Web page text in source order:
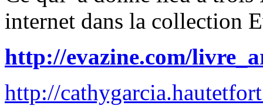
internet dans la collection
http://evazine.com/
http://